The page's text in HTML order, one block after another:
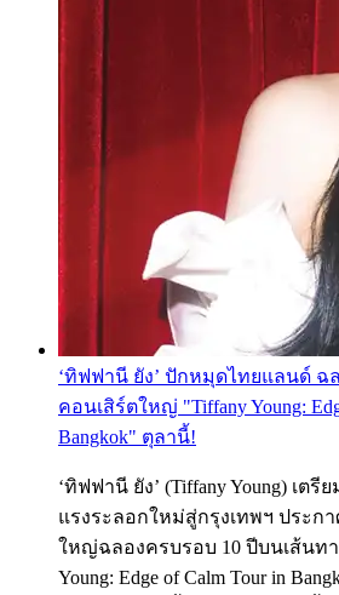
‘ทิฟฟานี ยัง’ ปักหมุดไทยแลนด์ ฉ
คอนเสิร์ตใหญ่ "Tiffany Young:
Bangkok" ตุลานี้!
‘ทิฟฟานี ยัง’ (Tiffany Young) เต
แรงระลอกใหม่สู่กรุงเทพฯ ประก
ใหญ่ฉลองครบรอบ 10 ปีบนเส้นท
Young: Edge of Calm Tour in